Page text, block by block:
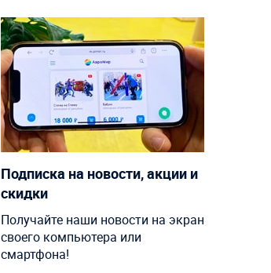
Подписка на новости, акции и
скидки
Получайте наши новости на экран
своего компьютера или
смартфона!